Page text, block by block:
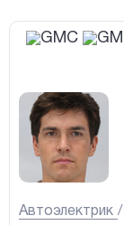
Автоэлектрик